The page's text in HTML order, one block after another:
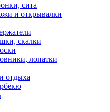
сита
и открывалки
скалки
лопатки
отдыха